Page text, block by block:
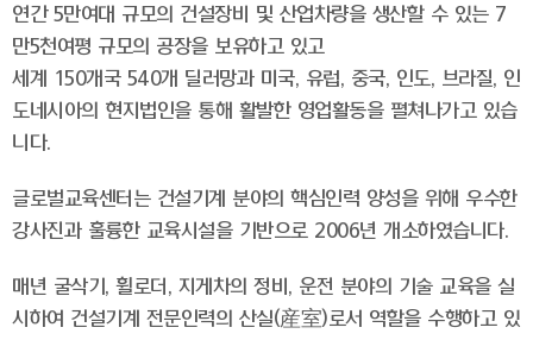
연간 5만여대 규모의 건설장비 및 산업차량을 생산할 수 있는 7
만5천여평 규모의 공장을 보유하고 있고
세계 150개국 540개 딜러망과 미국, 유럽, 중국, 인도, 브라질, 인
도네시아의 현지법인을 통해 활발한 영업활동을 펼쳐나가고 있습
니다.
글로벌교육센터는 건설기계 분야의 핵심인력 양성을 위해 우수한
강사진과 훌륭한 교육시설을 기반으로 2006년 개소하였습니다.
매년 굴삭기, 휠로더, 지게차의 정비, 운전 분야의 기술 교육을 실
시하여 건설기계 전문인력의 산실(産室)로서 역할을 수행하고 있